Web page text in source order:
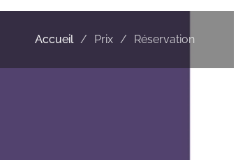
Accueil Prix Réservation